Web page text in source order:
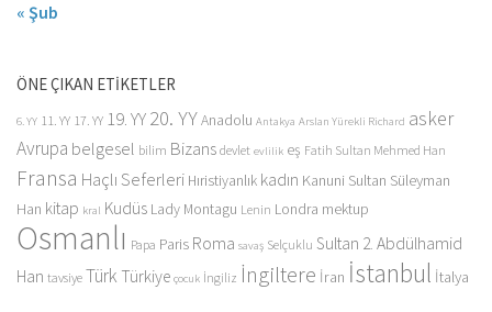
« Şub
ÖNE ÇIKAN ETİKETLER
6. YY 11. YY 17. YY 19. YY20. YYAnadolu Antakya Arslan Yürekli Richard asker
Avrupa belgesel bilim Bizans devlet evlilik eş Fatih Sultan Mehmed Han
Fransa Haçlı Seferleri Hıristiyanlık kadın Kanuni Sultan Süleyman
Han kitap kral Kudüs Lady Montagu Lenin Londra mektup
Osmanlı Papa Paris Roma savaş Selçuklu Sultan 2. Abdülhamid
Han tavsiye Türk Türkiye çocuk İngiliz İngiltere İran İstanbul İtalya